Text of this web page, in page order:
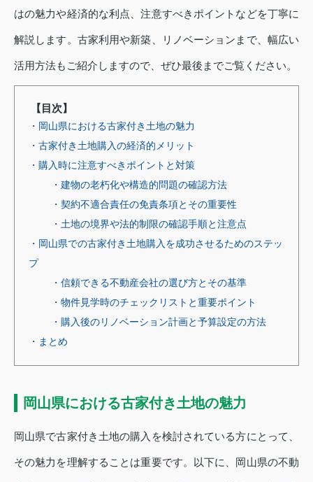
はの魅力や経済的な利点、注意すべきポイントなどを丁寧に
解説します。古家利用や新築、リノベーションまで、幅広い
活用方法もご紹介しますので、ぜひ最後までご覧ください。
【目次】
・岡山県における古家付き土地の魅力
・古家付き土地購入の経済的メリット
・購入時に注意すべきポイントと対策
・建物の老朽化や構造的問題の確認方法
・契約不適合責任の免責条項とその重要性
・土地の境界や法的制限の確認手順と注意点
・岡山県での古家付き土地購入を成功させるためのステッ
プ
・信頼できる不動産会社の選び方とその基準
・物件見学時のチェックリストと重要ポイント
・購入後のリノベーション計画と予算設定の方法
・まとめ
岡山県における古家付き土地の魅力
岡山県で古家付き土地の購入を検討されている方にとって、
その魅力を理解することは重要です。以下に、岡山県の不動